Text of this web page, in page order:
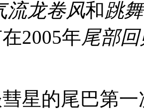
流龙卷风和跳
2005年尾部
彗星的尾巴第一